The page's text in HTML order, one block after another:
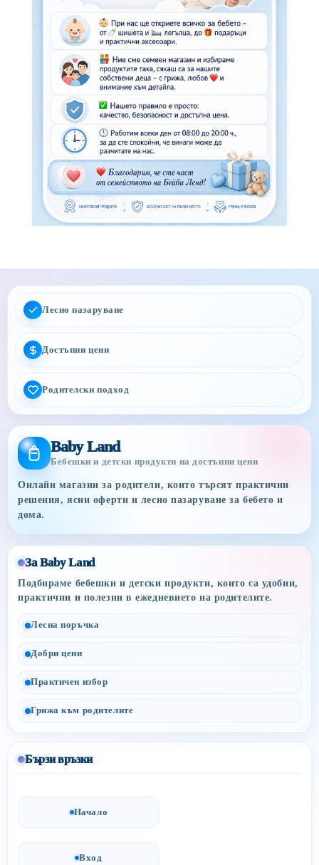
Лесно пазаруване
Достъпни цени
Родителски подход
Baby Land
Бебешки и детски продукти на достъпни цени
Онлайн магазин за родители, които търсят практични
решения, ясни оферти и лесно пазаруване за бебето и
дома.
За Baby Land
Подбираме бебешки и детски продукти, които са удобни,
практични и полезни в ежедневието на родителите.
Лесна поръчка
Добри цени
Практичен избор
Грижа към родителите
Бързи връзки
Начало
Вход